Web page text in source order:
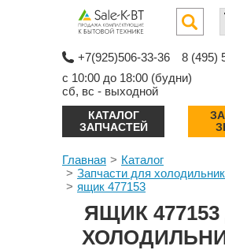
+7(925)506-33-36
8 (495)
с 10:00 до 18:00 (будни)
сб, вс - выходной
КАТАЛОГ
ЗАПЧАСТЕЙ
Главная
Каталог
Запчасти для
ящик 477153
ЯЩИК